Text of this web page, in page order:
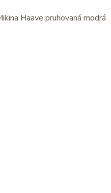
Haave pruhovaná modrá